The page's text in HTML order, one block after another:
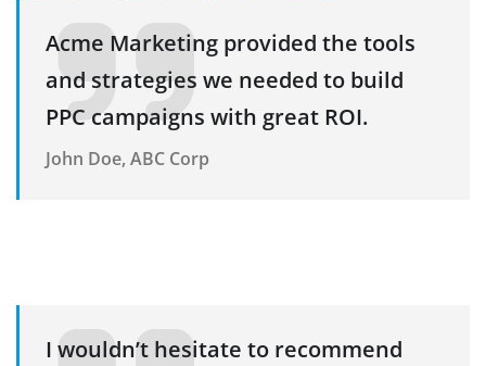
Acme Marketing provided the tools
and strategies we needed to build
PPC campaigns with great ROI.
John Doe, ABC Corp
I wouldn’t hesitate to recommend